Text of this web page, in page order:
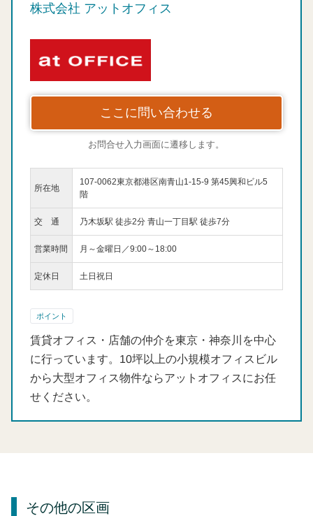
株式会社 アットオフィス
ここに問い合わせる
お問合せ入力画面に遷移します。
所在地
107-0062東京都港区南青山1-15-9 第45興和ビル5
階
交 通 乃木坂駅 徒歩2分 青山一丁目駅 徒歩7分
営業時間 月～金曜日／9:00～18:00
定休日 土日祝日
ポイント
賃貸オフィス・店舗の仲介を東京・神奈川を中心
に行っています。10坪以上の小規模オフィスビル
から大型オフィス物件ならアットオフィスにお任
せください。
その他の区画